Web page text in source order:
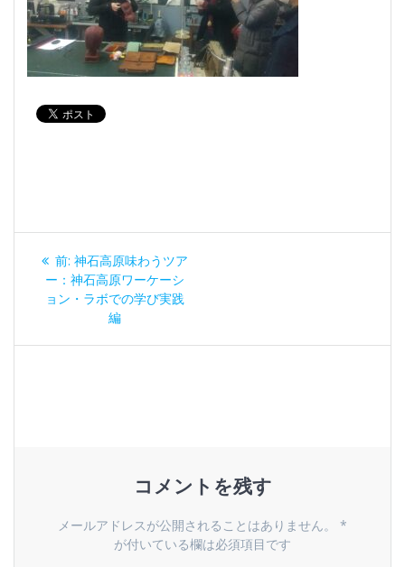
投 前: 過
去
の
神石高原味わうツア
ー：神石高原ワーケーシ
ョン・ラボでの学び実践
編
コメントを残す
メールアドレスが公開されることはありません。
*
が付いている欄は必須項目です